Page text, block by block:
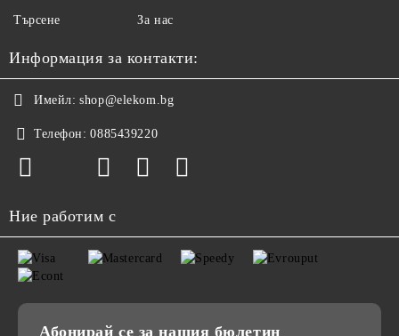
Търсене За нас
Информация за контакти:
Имейл: shop@elekom.bg
Телефон: 0885439220
Ние работим с
Абонирай се за нашия бюлетин